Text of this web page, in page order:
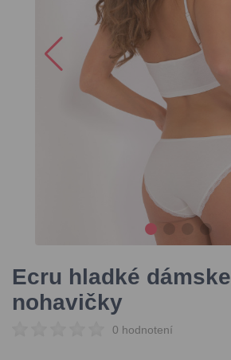
Ecru hladké dámske
nohavičky
0 hodnotení